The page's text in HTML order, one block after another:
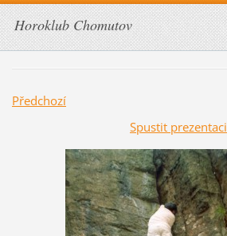
Horoklub Chomutov
Předchozí
Spustit prezentaci